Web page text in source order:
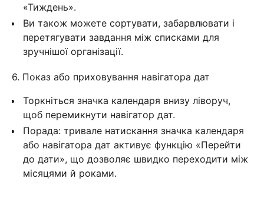
«Тиждень».
Ви також можете сортувати, забарвлювати і
перетягувати завдання між списками для
зручнішої організації.
6. Показ або приховування навігатора дат
Торкніться значка календаря внизу ліворуч,
щоб перемикнути навігатор дат.
Порада: тривале натискання значка календаря
або навігатора дат активує функцію «Перейти
до дати», що дозволяє швидко переходити між
місяцями й роками.